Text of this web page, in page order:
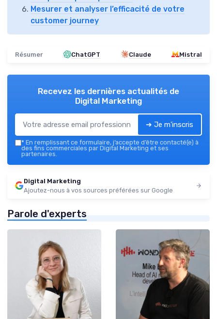
Mesurer et analyser l’efficacité de votre
customer journey
Résumer ChatGPT Claude Mistral
Recevez les dernières actualités de
Digital Marketing
➔ Je m'inscris
* En remplissant ce formulaire, j’accepte d’être contacté(e) à
des fins commerciales par Digital Marketing et ses
partenaires.
Digital Marketing
Ajoutez-nous à vos sources préférées sur Google
Parole d'experts